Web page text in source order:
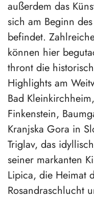
außerdem das
sich am Beginn
befindet.
können hier
thront die
Highlights am
Bad
Finkenstein,
Kranjska Gora in
Triglav, das
seiner markanten
Lipica, die Heimat
Rosandraschlucht